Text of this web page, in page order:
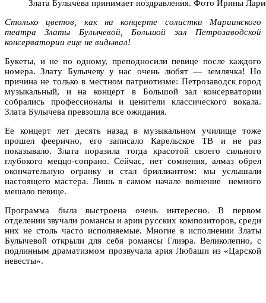
Злата Булычева принимает поздравления. Фото Ирины
Столько цветов, как на концерте солистки Мариинского
театра Златы Булычевой, Большой зал Петрозаводской
консерватории еще не видывал!
Букеты, и не по одному, преподносили певице после каждого
номера. Злату Булычеву у нас очень любят — землячка! Но
причина не только в местном патриотизме: Петрозаводск город
музыкальный, и на концерт в Большой зал консерватории
собрались профессионалы и ценители классического вокала.
Злата Булычева превзошла все ожидания.
Ее концерт лет десять назад в музыкальном училище тоже
прошел феерично, его записало Карельское ТВ и не раз
показывало. Злата поразила тогда красотой своего сильного
глубокого меццо-сопрано. Сейчас, нет сомнения, алмаз обрел
окончательную огранку и стал бриллиантом: мы услышали
настоящего мастера. Лишь в самом начале волнение немного
мешало певице.
Программа была выстроена очень интересно. В первом
отделении звучали романсы и арии русских композиторов, среди
них не столь часто исполняемые. Многие в исполнении Златы
Булычевой открыли для себя романсы Глиэра. Великолепно, с
подлинным драматизмом прозвучала ария Любаши из «Царской
невесты».